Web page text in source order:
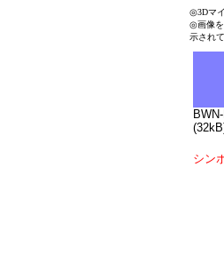
◎3Dマ
◎画像を
示され
シン